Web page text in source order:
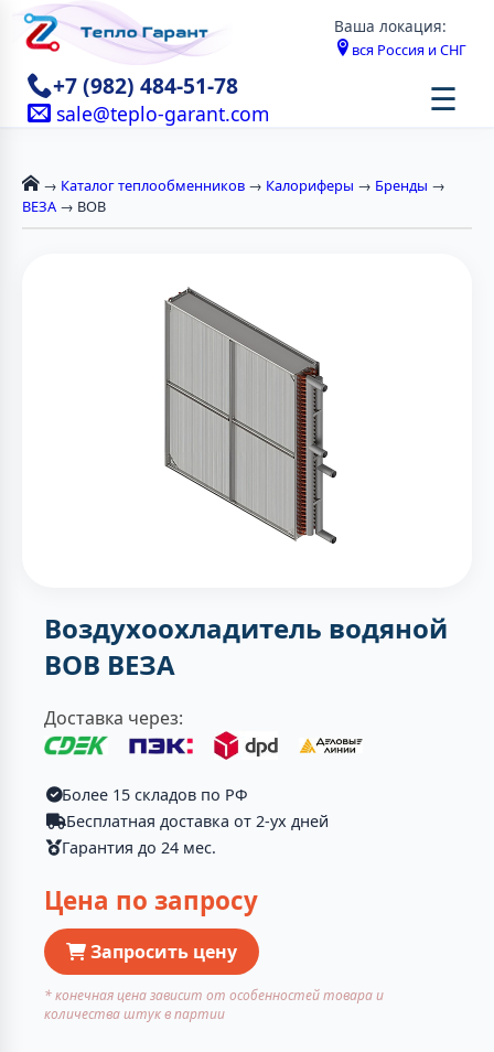
Ваша локация:
вся Россия и СНГ
+7 (982) 484-51-78
sale@teplo-garant.com ☰
→ Каталог теплообменников → Калориферы → Бренды →
ВЕЗА → ВОВ
Воздухоохладитель водяной
ВОВ ВЕЗА
Доставка через:
Более 15 складов по РФ
Бесплатная доставка от 2-ух дней
Гарантия до 24 мес.
Цена по запросу
Запросить цену
* конечная цена зависит от особенностей товара и
количества штук в партии